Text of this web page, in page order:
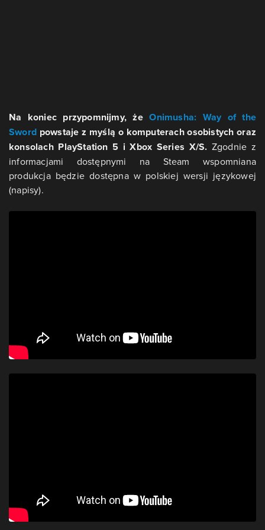
Na koniec przypomnijmy, żeOnimusha: Way of the
Sword powstaje z myślą o komputerach osobistych oraz
konsolach PlayStation 5 i Xbox Series X/S. Zgodnie z
informacjami dostępnymi na Steam wspomniana
produkcja będzie dostępna w polskiej wersji językowej
(napisy).